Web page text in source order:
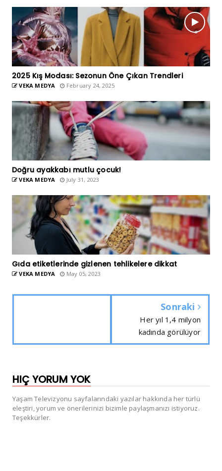
2025 Kış Modası: Sezonun Öne Çıkan Trendleri
VEKA MEDYA February 24, 2025
Doğru ayakkabı mutlu çocuk!
VEKA MEDYA July 31, 2023
Gıda etiketlerinde gizlenen tehlikelere dikkat
VEKA MEDYA May 05, 2023
Sonraki
Her yıl 1,4 milyon
kadında görülüyor
HIÇ YORUM YOK
Yaşam Televizyonu sayfalarındaki yazılar hakkında her türlü
eleştiri, yorum ve önerilerinizi bizimle paylaşmanızı istiyoruz.
Teşekkürler.